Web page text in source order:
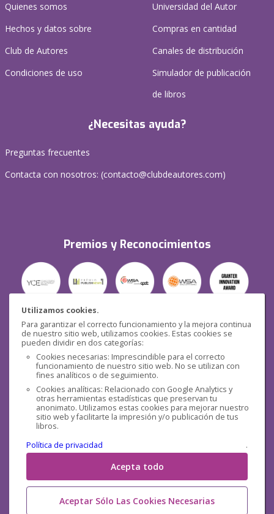
Utilizamos cookies.
Para garantizar el correcto funcionamiento y la mejora continua
de nuestro sitio web, utilizamos cookies. Estas cookies se
pueden dividir en dos categorías:
Cookies necesarias: Imprescindible para el correcto
funcionamiento de nuestro sitio web. No se utilizan con
fines analíticos o de seguimiento.
Cookies analíticas: Relacionado con Google Analytics y
otras herramientas estadísticas que preservan tu
anonimato. Utilizamos estas cookies para mejorar nuestro
sitio web y facilitarte la impresión y/o publicación de tus
libros.
Política de privacidad
.
Acepta todo
Aceptar Sólo Las Cookies Necesarias
Quienes somos
Hechos y datos sobre
Club de Autores
Condiciones de uso
Universidad del Autor
Compras en cantidad
Canales de distribución
Simulador de publicación
de libros
¿Necesitas ayuda?
Preguntas frecuentes
Contacta con nosotros: (contacto@clubdeautores.com)
Premios y Reconocimientos
Seguridad
Redes sociales